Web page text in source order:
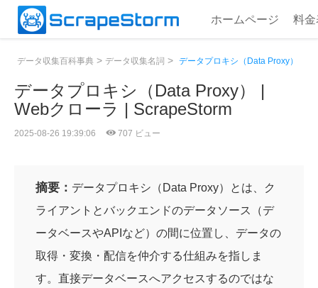
ホームページ 料金
データ収集百科事典 > データ収集名詞 > データプロキシ（Data Proxy）
データプロキシ（Data Proxy） |
Webクローラ | ScrapeStorm
2025-08-26 19:39:06 707 ビュー
摘要： データプロキシ（Data Proxy）とは、ク
ライアントとバックエンドのデータソース（デ
ータベースやAPIなど）の間に位置し、データの
取得・変換・配信を仲介する仕組みを指しま
す。直接データベースへアクセスするのではな